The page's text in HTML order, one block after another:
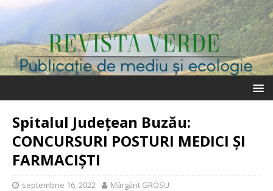
Spitalul Județean Buzău:
CONCURSURI POSTURI MEDICI ȘI
FARMACIȘTI
septembrie 16, 2022 Mărgărit GROSU